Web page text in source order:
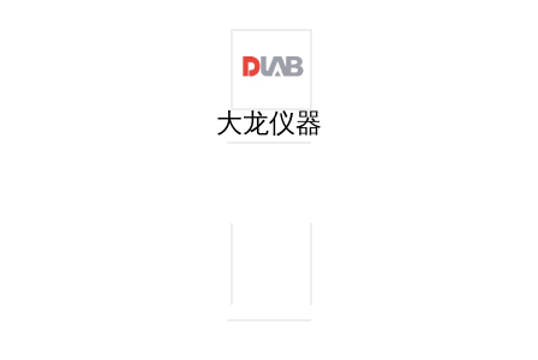
大龙仪器